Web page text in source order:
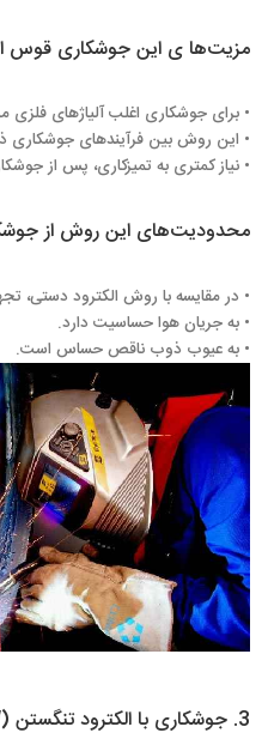
مزیت‌ها ی این جوشکاری قوس
• برای جوشکاری اغلب آلیاژهای
• این روش بین فرآیندهای جوشکاری
• نیاز کمتری به تمیزکاری، پس از
محدودیت‌های این روش از
• در مقایسه با روش الکترود دستی،
• به جریان هوا حساسیت دارد.
• به عیوب ذوب ناقص حساس است.
3. جوشکاری با الکترود تنگستن (GTAW)